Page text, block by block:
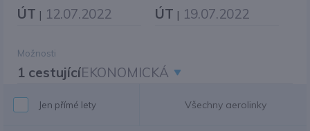
ÚT | 12.07.2022 ÚT | 19.07.2022
Možnosti
1 cestujícíEKONOMICKÁ
Jen přímé lety Všechny aerolinky